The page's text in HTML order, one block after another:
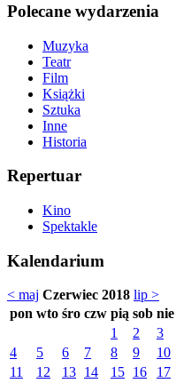
Polecane wydarzenia
Muzyka
Teatr
Film
Książki
Sztuka
Inne
Historia
Repertuar
Kino
Spektakle
Kalendarium
< maj Czerwiec 2018 lip >
pon wto śro czw pią sob nie
1
2
3
4
5 6 7 8 9
10
11
12 13 14 15 16
17